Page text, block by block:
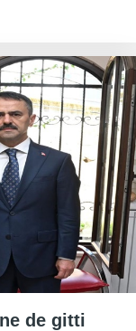
de gitti